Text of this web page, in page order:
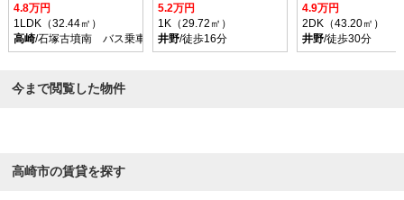
4.8万円
1LDK（32.44㎡）
高崎/石塚古墳南 バス乗車時間22分 停歩12分
5.2万円
1K（29.72㎡）
井野/徒歩16分
4.9万円
2DK（43.20㎡）
井野/徒歩30分
今まで閲覧した物件
高崎市の賃貸を探す